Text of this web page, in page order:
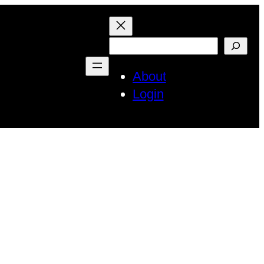
색
About
Login